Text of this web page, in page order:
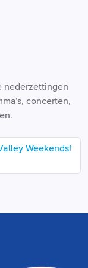
nederzettingen
concerten,
Weekends!